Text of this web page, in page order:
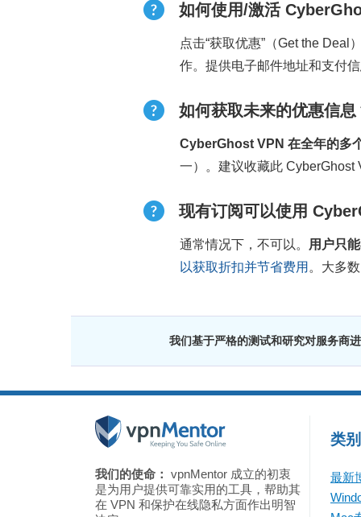
如何使用/激活
点击“获取优惠”（Get the
作。提供电子邮件地址和支付
如何获取未来的优惠信息
CyberGhost VPN 在全年的多
一）。建议收藏此
现有订阅可以使用
通常情况下，不可以。
用户只
以获取折扣并节省费用 。大多
我们基于严格的测试和研究对服务商
我们的使命： vpnMentor 成立的初衷
是为用户提供可靠实用的工具，帮助其
在 VPN 和保护在线隐私方面作出明智
类
最新